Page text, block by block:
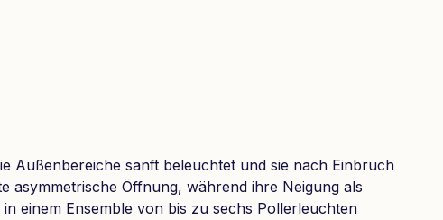
Außenbereiche sanft beleuchtet und sie nach Einbruch
asymmetrische Öffnung, während ihre Neigung als
einem Ensemble von bis zu sechs Pollerleuchten